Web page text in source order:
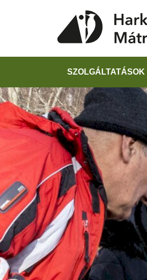
SZOLGÁLTATÁSOK